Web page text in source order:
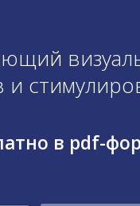
в pdf-